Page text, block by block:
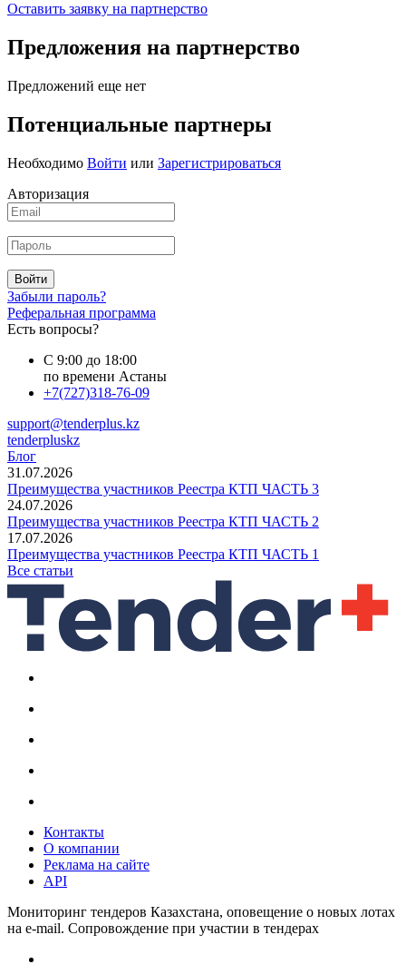
Оставить заявку на партнерство
Предложения на партнерство
Предложений еще нет
Потенциальные партнеры
Необходимо Войти или Зарегистрироваться
Авторизация
Войти
Забыли пароль?
Реферальная программа
Есть вопросы?
С 9:00 до 18:00
по времени Астаны
+7(727)318-76-09
support@tenderplus.kz
tenderpluskz
Блог
31.07.2026
Преимущества участников Реестра КТП ЧАСТЬ 3
24.07.2026
Преимущества участников Реестра КТП ЧАСТЬ 2
17.07.2026
Преимущества участников Реестра КТП ЧАСТЬ 1
Все статьи
Контакты
О компании
Реклама на сайте
API
Мониторинг тендеров Казахстана, оповещение о новых лотах
на e-mail. Сопровождение при участии в тендерах